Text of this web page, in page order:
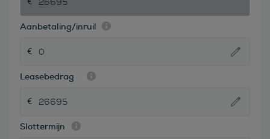
Aanbetaling/inruil
Leasebedrag
Slottermijn